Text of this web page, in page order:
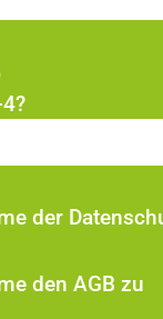
der
den AGB zu